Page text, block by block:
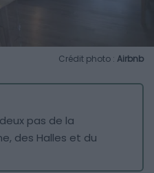
Crédit photo : Airbnb
pas de la
des Halles et du